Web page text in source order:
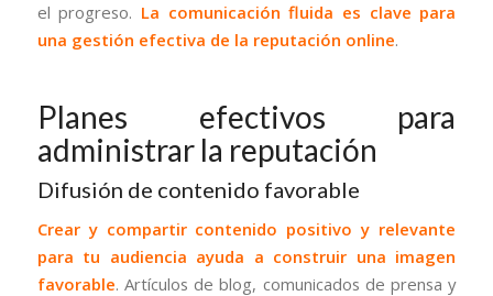
el progreso. La comunicación fluida es clave para
una gestión efectiva de la reputación online.
Planes efectivos para
administrar la reputación
Difusión de contenido favorable
Crear y compartir contenido positivo y relevante
para tu audiencia ayuda a construir una imagen
favorable. Artículos de blog, comunicados de prensa y